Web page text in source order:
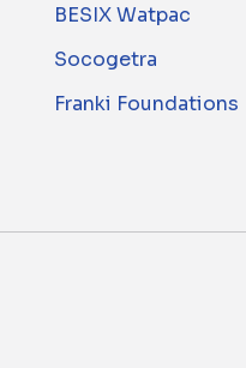
BESIX Watpac
Socogetra
Franki Foundations